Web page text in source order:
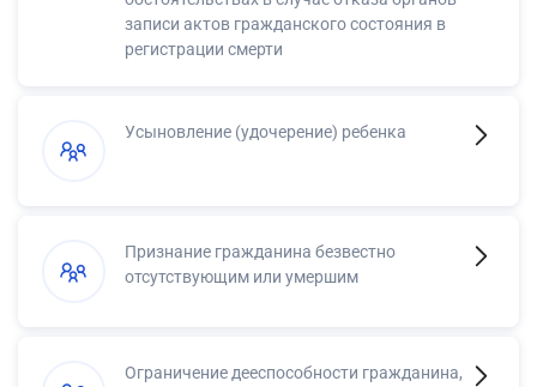
записи актов гражданского состояния в
регистрации смерти
Усыновление (удочерение) ребенка
Признание гражданина безвестно
отсутствующим или умершим
Ограничение дееспособности гражданина,